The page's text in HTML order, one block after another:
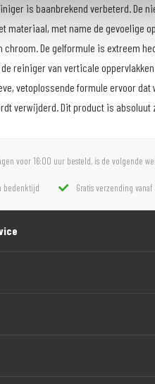
is baanbrekend verbeterd. De
materiaal, met name de gevoelige
chroom. De gelformule is extreem
reiniger van verticale
vetoplossende formule ervoor dat
verwijderd. Dit product is absoluut
voor 16:00 uur besteld, is de volgende
bedenktijd Gratis verzending